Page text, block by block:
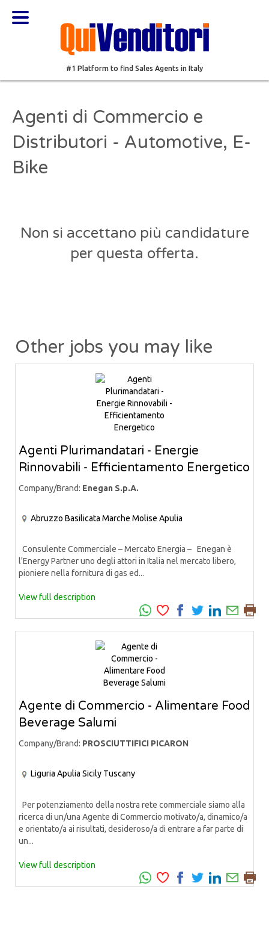
#1 Platform to find Sales Agents in Italy
Agenti di Commercio e
Distributori - Automotive, E-
Bike
Non si accettano più candidature
per questa offerta.
Other jobs you may like
Agenti Plurimandatari - Energie
Rinnovabili - Efficientamento Energetico
Company/Brand: Enegan S.p.A.
Abruzzo Basilicata Marche Molise Apulia
Consulente Commerciale – Mercato Energia – Enegan è
l'Energy Partner uno degli attori in Italia nel mercato libero,
pioniere nella fornitura di gas ed...
View full description
Agente di Commercio - Alimentare Food
Beverage Salumi
Company/Brand: PROSCIUTTIFICI PICARON
Liguria Apulia Sicily Tuscany
Per potenziamento della nostra rete commerciale siamo alla
ricerca di un/una Agente di Commercio motivato/a, dinamico/a
e orientato/a ai risultati, desideroso/a di entrare a far parte di
un...
View full description